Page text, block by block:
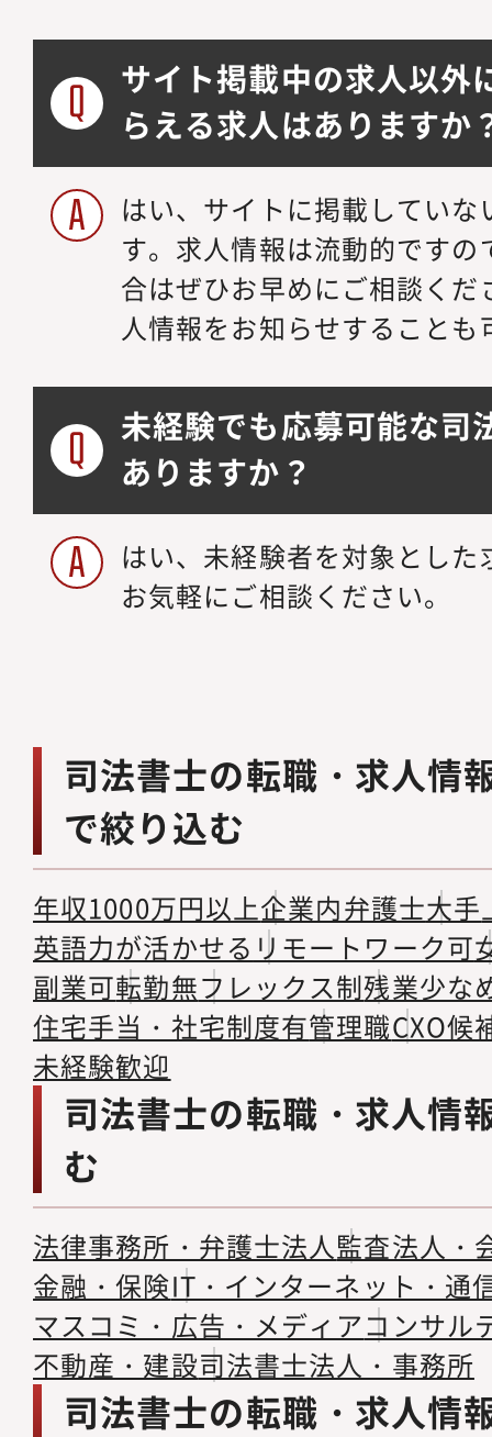
サイト掲載中の求人以外
らえる求人はありますか
はい、サイトに掲載してい
す。求人情報は流動的です
合はぜひお早めにご相談く
人情報をお知らせすることも
未経験でも応募可能な司
ありますか？
はい、未経験者を対象とし
お気軽にご相談ください。
司法書士の転職・求人情
で絞り込む
年収1000万円以上企業内弁護士大手
英語力が活かせる リモートワーク可
副業可転勤無フレックス制残業少な
住宅手当・社宅制度有管理職CXO候
未経験歓迎
司法書士の転職・求人情
む
法律事務所・弁護士法人監査法人・
金融・保険IT・インターネット・通
マスコミ・広告・メディアコンサル
不動産・建設司法書士法人・事務所
司法書士の転職・求人情